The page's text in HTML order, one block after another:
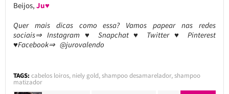
Beijos, Ju♥
Quer mais dicas como essa? Vamos papear nas redes
sociais⇒ Instagram ♥ Snapchat ♥ Twitter ♥ Pinterest
♥Facebook⇒ @jurovalendo
TAGS: cabelos loiros, niely gold,shampoo desamarelador,shampoo
matizador